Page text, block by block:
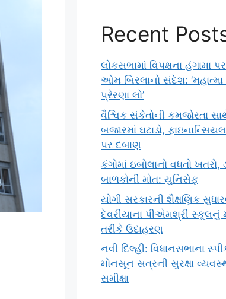
Recent
લોકસભામાં વિપક્ષના હંગામા
ઓમ બિરલાનો સંદેશ: ‘મહાત્મા
પ્રેરણા લો’
વૈશ્વિક સંકેતોની કમજોરતા
બજારમાં ઘટાડો,
પર દબાણ
કંગોમાં ઇબોલાનો વધતો ખતરો,
બાળકોની મોત: યુનિસેફ
યોગી સરકારની શૈક્ષણિક
દેવરીયાના પીએમશ્રી સ્કૂલનું
તરીકે ઉદાહરણ
નવી દિલ્હી: વિધાનસભાના
મોનસૂન સત્રની સુરક્ષા
સમીક્ષા